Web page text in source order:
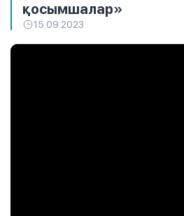
қосымшалар»
15.09.2023